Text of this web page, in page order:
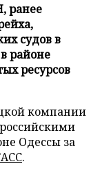
ранее
судов в
районе
ресурсов
компании
Одессы за
.